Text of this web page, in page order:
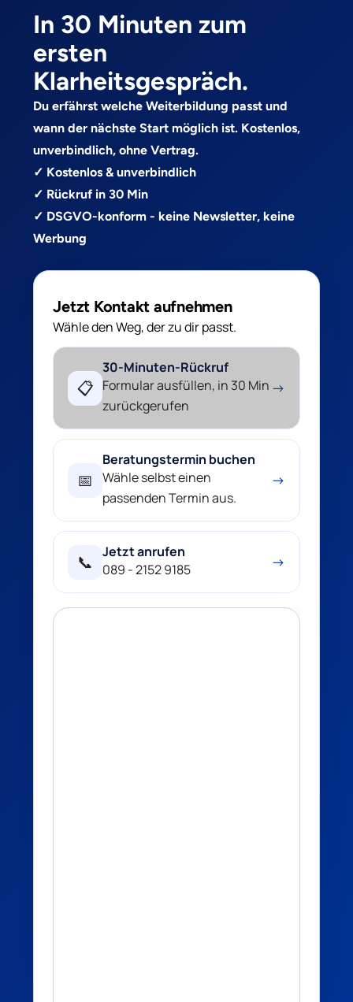
In 30 Minuten zum
ersten
Klarheitsgespräch.
Du erfährst welche Weiterbildung passt und
wann der nächste Start möglich ist. Kostenlos,
unverbindlich, ohne Vertrag.
✓ Kostenlos & unverbindlich
✓ Rückruf in 30 Min
✓ DSGVO-konform - keine Newsletter, keine
Werbung
Jetzt Kontakt aufnehmen
Wähle den Weg, der zu dir passt.
📋
30-Minuten-Rückruf
Formular ausfüllen, in 30 Min
zurückgerufen
→
📅
Beratungstermin buchen
Wähle selbst einen
passenden Termin aus.
→
📞
Jetzt anrufen
089 - 2152 9185
→